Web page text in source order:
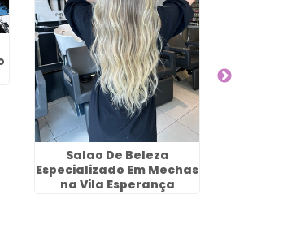
Salao De Beleza
Especializado Em Mechas
na Vila Esperança